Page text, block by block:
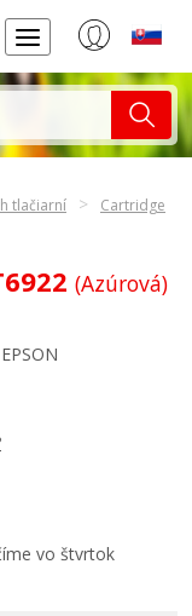
tlačiarní
Cartridge
(Azúrová)
vo štvrtok